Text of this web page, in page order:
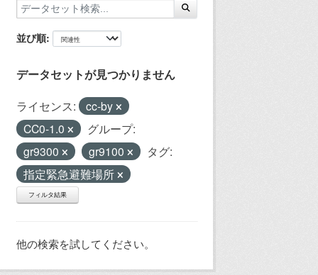
並び順
データセットが見つかりません
ライセンス:
cc-by
CC0-1.0
グループ:
gr9300
gr9100
タグ:
指定緊急避難場所
フィルタ結果
他の検索を試してください。